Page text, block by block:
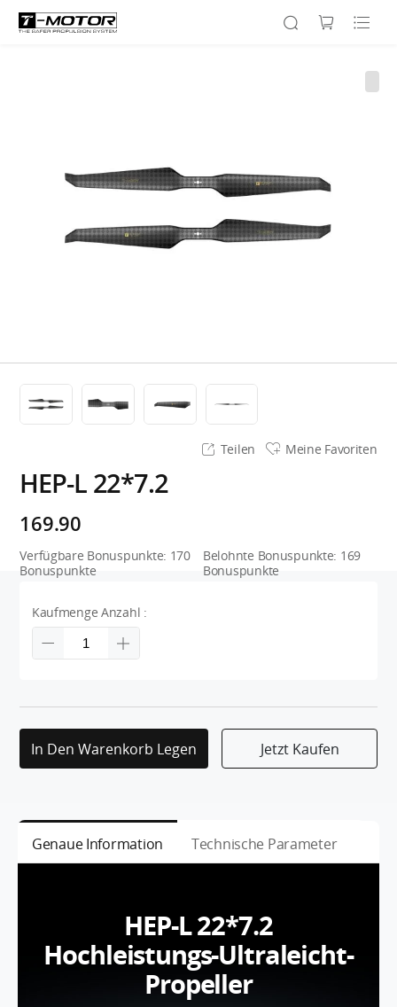
Teilen Meine Favoriten
HEP-L 22*7.2
169.90
Verfügbare Bonuspunkte: 170
Bonuspunkte
Belohnte Bonuspunkte: 169
Bonuspunkte
Kaufmenge Anzahl :
In Den Warenkorb Legen Jetzt Kaufen
Genaue Information Technische Parameter
HEP-L 22*7.2
Hochleistungs-Ultraleicht-
Propeller